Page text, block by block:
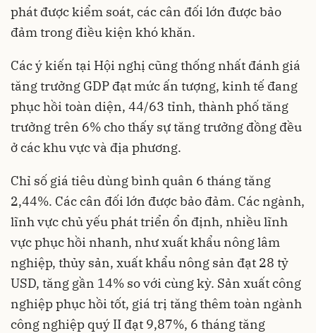
phát được kiểm soát, các cân đối lớn được bảo
đảm trong điều kiện khó khăn.
Các ý kiến tại Hội nghị cũng thống nhất đánh giá
tăng trưởng GDP đạt mức ấn tượng, kinh tế đang
phục hồi toàn diện, 44/63 tỉnh, thành phố tăng
trưởng trên 6% cho thấy sự tăng trưởng đồng đều
ở các khu vực và địa phương.
Chỉ số giá tiêu dùng bình quân 6 tháng tăng
2,44%. Các cân đối lớn được bảo đảm. Các ngành,
lĩnh vực chủ yếu phát triển ổn định, nhiều lĩnh
vực phục hồi nhanh, như xuất khẩu nông lâm
nghiệp, thủy sản, xuất khẩu nông sản đạt 28 tỷ
USD, tăng gần 14% so với cùng kỳ. Sản xuất công
nghiệp phục hồi tốt, giá trị tăng thêm toàn ngành
công nghiệp quý II đạt 9,87%, 6 tháng tăng